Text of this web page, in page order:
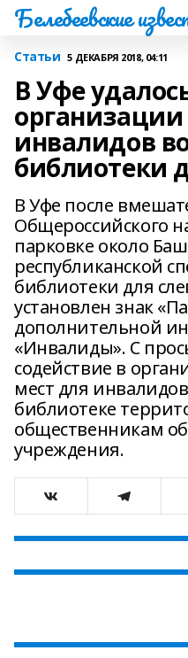
Белебеевские
Статьи 5 ДЕКАБРЯ 2018, 04:11
В Уфе
инвалидов
библиотеки
В Уфе после
Общероссийского
парковке около
республиканской
библиотеки для
установлен знак
дополнительной
«Инвалиды». С
содействие в
мест для
библиотеке
общественникам
учреждения.